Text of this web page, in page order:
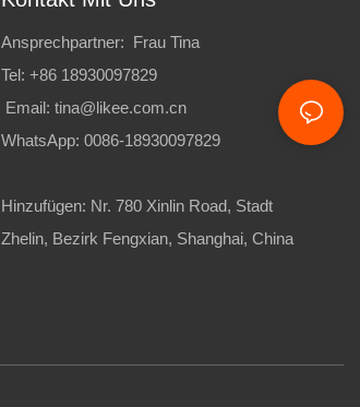
Ansprechpartner: Frau Tina
Tel: +86 18930097829
Email: tina@likee.com.cn
WhatsApp: 0086-18930097829
Hinzufügen: Nr. 780 Xinlin Road, Stadt
Zhelin, Bezirk Fengxian, Shanghai, China